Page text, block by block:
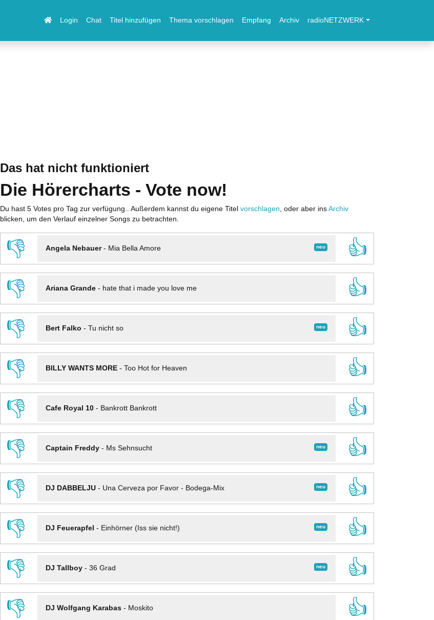
Login Chat Titel hinzufügen Thema vorschlagen Empfang Archiv radioNETZWERK
Das hat nicht funktioniert
Die Hörercharts - Vote now!
Du hast 5 Votes pro Tag zur verfügung.. Außerdem kannst du eigene Titel vorschlagen , oder aber ins Archiv
blicken, um den Verlauf einzelner Songs zu betrachten.
👎 neu
Angela Nebauer- Mia Bella Amore
👍
👎
Ariana Grande- hate that i made you love me
👍
👎
neu
Bert Falko - Tu nicht so
👍
👎
BILLY WANTS MORE- Too Hot for Heaven
👍
👎
Cafe Royal 10- Bankrott Bankrott
👍
👎
neu
Captain Freddy- Ms Sehnsucht
👍
👎
neu
DJ DABBELJU- Una Cerveza por Favor - Bodega-Mix
👍
👎
neu
DJ Feuerapfel - Einhörner (Iss sie nicht!)
👍
👎
neu
DJ Tallboy- 36 Grad
👍
👎
DJ Wolfgang Karabas- Moskito
👍